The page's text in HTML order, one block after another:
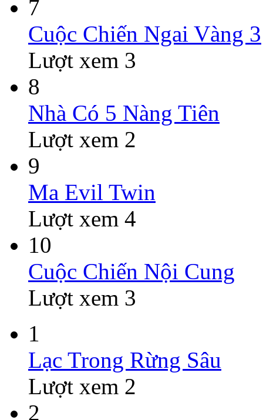
7
Cuộc Chiến Ngai Vàng 3
Lượt xem 3
8
Nhà Có 5 Nàng Tiên
Lượt xem 2
9
Ma Evil Twin
Lượt xem 4
10
Cuộc Chiến Nội Cung
Lượt xem 3
1
Lạc Trong Rừng Sâu
Lượt xem 2
2